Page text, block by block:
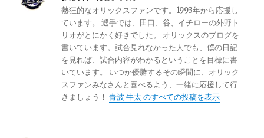
熱狂的なオリックスファンです。1993年から応援し
ています。 選手では、田口、谷、イチローの外野ト
リオがとにかく好きでした。 オリックスのブログを
書いています。試合見れなかった人でも、僕の日記
を見れば、試合内容がわかるということを目標に書
いています。 いつか優勝するその瞬間に、オリック
スファンみなさんと喜べるよう、一緒に応援して行
きましょう！青波 牛太 のすべての投稿を表示